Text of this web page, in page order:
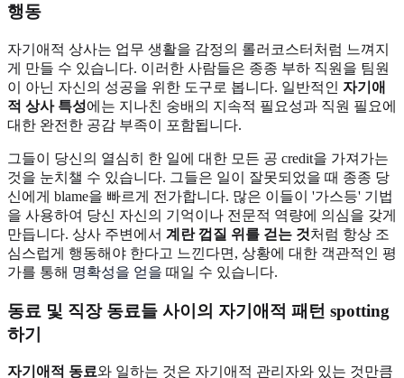
행동
자기애적 상사는 업무 생활을 감정의 롤러코스터처럼 느껴지
게 만들 수 있습니다. 이러한 사람들은 종종 부하 직원을 팀원
이 아닌 자신의 성공을 위한 도구로 봅니다. 일반적인 자기애
적 상사 특성에는 지나친 숭배의 지속적 필요성과 직원 필요에
대한 완전한 공감 부족이 포함됩니다.
그들이 당신의 열심히 한 일에 대한 모든 공 credit을 가져가는
것을 눈치챌 수 있습니다. 그들은 일이 잘못되었을 때 종종 당
신에게 blame을 빠르게 전가합니다. 많은 이들이 '가스등' 기법
을 사용하여 당신 자신의 기억이나 전문적 역량에 의심을 갖게
만듭니다. 상사 주변에서 계란 껍질 위를 걷는 것처럼 항상 조
심스럽게 행동해야 한다고 느낀다면, 상황에 대한 객관적인 평
가를 통해 명확성을 얻을 때일 수 있습니다.
동료 및 직장 동료들 사이의 자기애적 패턴 spotting
하기
자기애적 동료와 일하는 것은 자기애적 관리자와 있는 것만큼